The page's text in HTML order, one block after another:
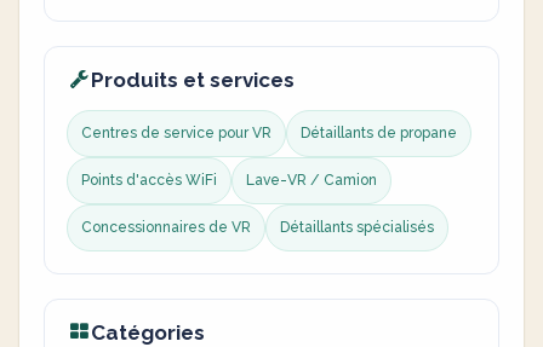
Produits et services
Centres de service pour VR Détaillants de propane
Points d'accès WiFi Lave-VR / Camion
Concessionnaires de VR Détaillants spécialisés
Catégories